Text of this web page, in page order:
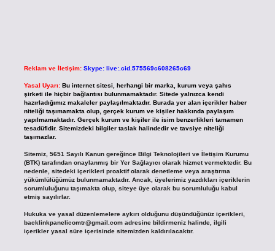
Reklam ve İletişim: Skype: live:.cid.575569c608265c69
Yasal Uyarı: Bu internet sitesi, herhangi bir marka, kurum veya şahıs
şirketi ile hiçbir bağlantısı bulunmamaktadır. Sitede yalnızca kendi
hazırladığımız makaleler paylaşılmaktadır. Burada yer alan içerikler haber
niteliği taşımamakta olup, gerçek kurum ve kişiler hakkında paylaşım
yapılmamaktadır. Gerçek kurum ve kişiler ile isim benzerlikleri tamamen
tesadüfidir. Sitemizdeki bilgiler taslak halindedir ve tavsiye niteliği
taşımazlar.
Sitemiz, 5651 Sayılı Kanun gereğince Bilgi Teknolojileri ve İletişim Kurumu
(BTK) tarafından onaylanmış bir Yer Sağlayıcı olarak hizmet vermektedir. Bu
nedenle, sitedeki içerikleri proaktif olarak denetleme veya araştırma
yükümlülüğümüz bulunmamaktadır. Ancak, üyelerimiz yazdıkları içeriklerin
sorumluluğunu taşımakta olup, siteye üye olarak bu sorumluluğu kabul
etmiş sayılırlar.
Hukuka ve yasal düzenlemelere aykırı olduğunu düşündüğünüz içerikleri,
backlinkpanelicomtr@gmail.comadresine bildirmeniz halinde, ilgili
içerikler yasal süre içerisinde sitemizden kaldırılacaktır.